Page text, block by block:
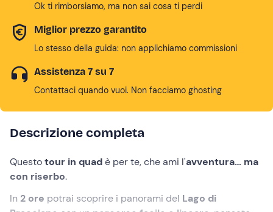
Ok ti rimborsiamo, ma non sai cosa ti perdi
Miglior prezzo garantito
Lo stesso della guida: non applichiamo commissioni
Assistenza 7 su 7
Contattaci quando vuoi. Non facciamo ghosting
Descrizione completa
Questotour in quadè per te, che ami l'avventura… ma
con riserbo.
In 2 ore potrai scoprire i panorami del Lago di